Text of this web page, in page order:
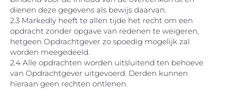
dienen deze gegevens als bewijs daarvan.
2.3 Markedly heeft te allen tijde het recht om een
opdracht zonder opgave van redenen te weigeren,
hetgeen Opdrachtgever zo spoedig mogelijk zal
worden meegedeeld.
2.4 Alle opdrachten worden uitsluitend ten behoeve
van Opdrachtgever uitgevoerd. Derden kunnen
hieraan geen rechten ontlenen.